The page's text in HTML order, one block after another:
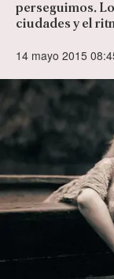
perseguimos.
ciudades y el
14 mayo 2015